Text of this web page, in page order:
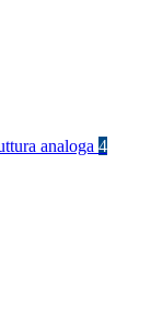
analoga 4